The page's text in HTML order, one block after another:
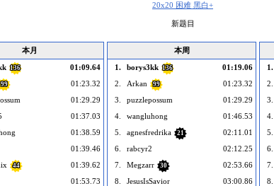
20x20 困难 黑白+
新题目
本月
136
01:09.64
99
01:23.32
01:29.29
01:37.03
01:38.59
01:39.46
44
01:39.62
01:53.73
本周
1.
borys3kk 136
01:19.06
2.
Arkan 99
01:23.32
3.
puzzlepossum
01:29.29
4.
wangluhong
01:46.53
5.
agnesfredrika 21
02:11.01
6.
rabcyr2
02:12.25
7.
Megzarr 30
02:53.66
8.
JesusIsSavior
03:00.86
1.
2.
3.
4.
5.
6.
7.
8.